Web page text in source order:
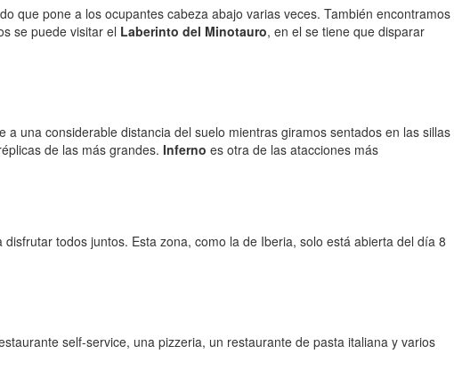
que pone a los ocupantes cabeza abajo varias veces. También encontramos
se puede visitar el Laberinto del Minotauro, en el se tiene que disparar
una considerable distancia del suelo mientras giramos sentados en las sillas
de las más grandes. Inferno es otra de las atacciones más
todos juntos. Esta zona, como la de Iberia, solo está abierta del día 8
self-service, una pizzeria, un restaurante de pasta italiana y varios